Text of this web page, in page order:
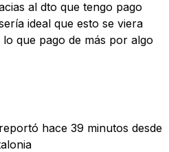
al dto que tengo pago
ideal que esto se viera
que pago de más por algo
hace 39 minutos desde